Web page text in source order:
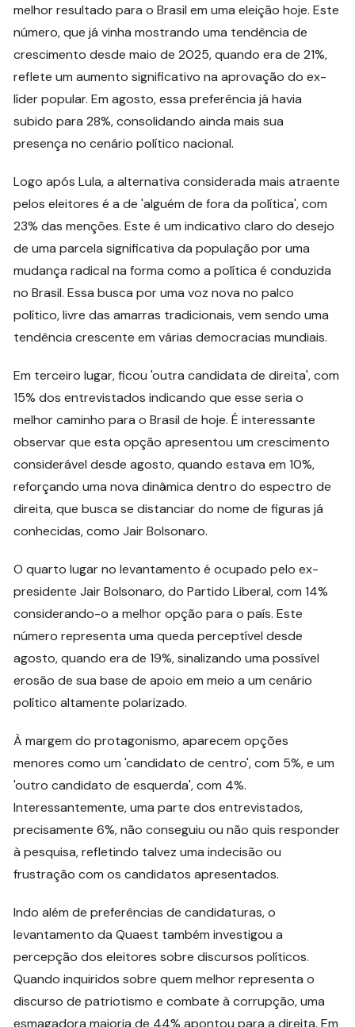
melhor resultado para o Brasil em uma eleição hoje. Este
número, que já vinha mostrando uma tendência de
crescimento desde maio de 2025, quando era de 21%,
reflete um aumento significativo na aprovação do ex-
líder popular. Em agosto, essa preferência já havia
subido para 28%, consolidando ainda mais sua
presença no cenário político nacional.
Logo após Lula, a alternativa considerada mais atraente
pelos eleitores é a de 'alguém de fora da política', com
23% das menções. Este é um indicativo claro do desejo
de uma parcela significativa da população por uma
mudança radical na forma como a política é conduzida
no Brasil. Essa busca por uma voz nova no palco
político, livre das amarras tradicionais, vem sendo uma
tendência crescente em várias democracias mundiais.
Em terceiro lugar, ficou 'outra candidata de direita', com
15% dos entrevistados indicando que esse seria o
melhor caminho para o Brasil de hoje. É interessante
observar que esta opção apresentou um crescimento
considerável desde agosto, quando estava em 10%,
reforçando uma nova dinâmica dentro do espectro de
direita, que busca se distanciar do nome de figuras já
conhecidas, como Jair Bolsonaro.
O quarto lugar no levantamento é ocupado pelo ex-
presidente Jair Bolsonaro, do Partido Liberal, com 14%
considerando-o a melhor opção para o país. Este
número representa uma queda perceptível desde
agosto, quando era de 19%, sinalizando uma possível
erosão de sua base de apoio em meio a um cenário
político altamente polarizado.
À margem do protagonismo, aparecem opções
menores como um 'candidato de centro', com 5%, e um
'outro candidato de esquerda', com 4%.
Interessantemente, uma parte dos entrevistados,
precisamente 6%, não conseguiu ou não quis responder
à pesquisa, refletindo talvez uma indecisão ou
frustração com os candidatos apresentados.
Indo além de preferências de candidaturas, o
levantamento da Quaest também investigou a
percepção dos eleitores sobre discursos políticos.
Quando inquiridos sobre quem melhor representa o
discurso de patriotismo e combate à corrupção, uma
esmagadora maioria de 44% apontou para a direita. Em